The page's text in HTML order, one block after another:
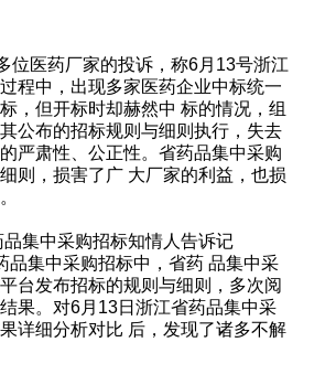
位医药厂家的投诉，称6月13号浙江
程中，出现多家医药企业中标统一
，但开标时却赫然中 标的情况，组
公布的招标规则与细则执行，失去
严肃性、公正性。省药品集中采购
则，损害了广 大厂家的利益，也损
集中采购招标知情人告诉记
品集中采购招标中，省药 品集中采
台发布招标的规则与细则，多次阅
果。对6月13日浙江省药品集中采
详细分析对比 后，发现了诸多不解